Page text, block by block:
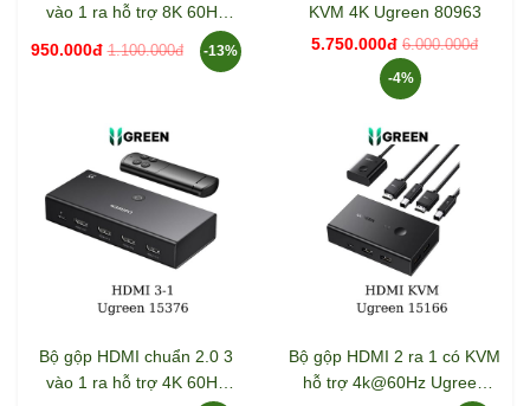
vào 1 ra hỗ trợ 8K 60Hz
950.000đ 1.100.000đ -13%
KVM 4K Ugreen 80963
5.750.000đ 6.000.000đ
-4%
Bộ gộp HDMI chuẩn 2.0 3
vào 1 ra hỗ trợ 4K 60Hz
Bộ gộp HDMI 2 ra 1 có KVM
hỗ trợ 4k@60Hz Ugreen